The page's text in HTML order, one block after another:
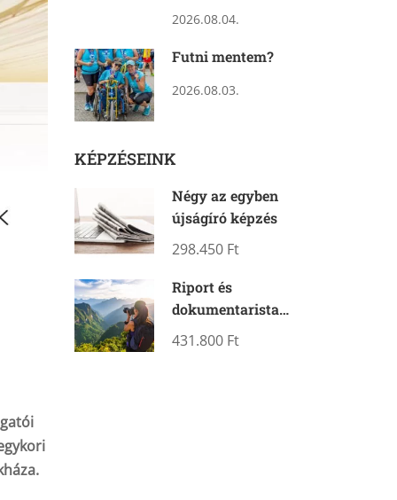
2026.08.04.
Futni mentem?
2026.08.03.
KÉPZÉSEINK
Négy az egyben
újságíró képzés
298.450 Ft
Riport és
dokumentarista
fotós képzés – két
431.800 Ft